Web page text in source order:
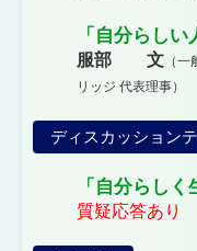
「自分らしい
服部 文 （
リッジ 代表理事）
ディスカッション
「自分らし
質疑応答あり